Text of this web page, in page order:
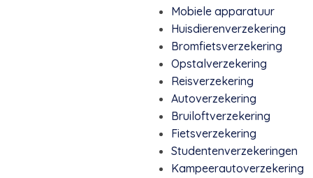
Mobiele apparatuur
Huisdierenverzekering
Bromfietsverzekering
Opstalverzekering
Reisverzekering
Autoverzekering
Bruiloftverzekering
Fietsverzekering
Studentenverzekeringen
Kampeerautoverzekering